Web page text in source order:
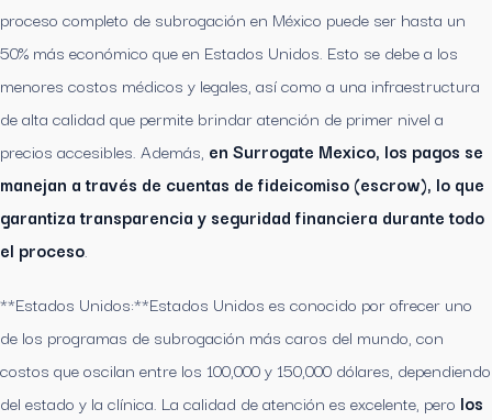
proceso completo de subrogación en México puede ser hasta un
50% más económico que en Estados Unidos. Esto se debe a los
menores costos médicos y legales, así como a una infraestructura
de alta calidad que permite brindar atención de primer nivel a
precios accesibles. Además, en Surrogate Mexico, los pagos se
manejan a través de cuentas de fideicomiso (escrow), lo que
garantiza transparencia y seguridad financiera durante todo
el proceso
**Estados Unidos:**Estados Unidos es conocido por ofrecer uno
de los programas de subrogación más caros del mundo, con
costos que oscilan entre los 100,000 y 150,000 dólares, dependiendo
del estado y la clínica. La calidad de atención es excelente, pero los